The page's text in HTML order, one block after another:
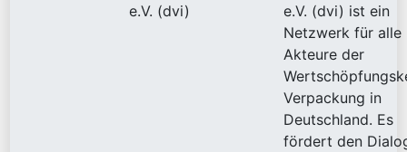
e.V. (dvi)
e.V. (dvi) ist ein
Netzwerk für alle
Akteure der
Verpackung in
Deutschland. Es
fördert den